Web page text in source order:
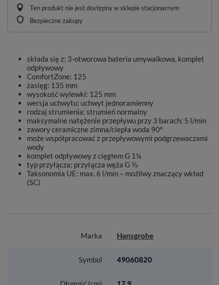
Ten produkt nie jest dostępny w sklepie stacjonarnym
Bezpieczne zakupy
składa się z: 3-otworowa bateria umywalkowa, komplet
odpływowy
ComfortZone: 125
zasięg: 135 mm
wysokość wylewki: 125 mm
wersja uchwytu: uchwyt jednoramienny
rodzaj strumienia: strumień normalny
maksymalne natężenie przepływu przy 3 barach: 5 l/min
zawory ceramiczne zimna/ciepła woda 90°
może współpracować z przepływowymi podgrzewaczami
wody
komplet odpływowy z cięgłem G 1¼
typ przyłącza: przyłącza węża G ⅜
Taksonomia UE: max. 6 l/min – możliwy znaczący wkład
(SC)
Marka Hansgrohe
Symbol 49060820